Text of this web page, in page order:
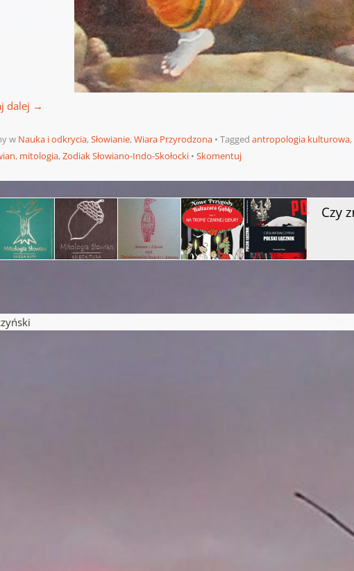
dalej →
w Nauka i odkrycia,Słowianie,Wiara Przyrodzona Taggedantropologia kulturowa,
, mitologia,Zodiak Słowiano-Indo-Skołocki Skomentuj